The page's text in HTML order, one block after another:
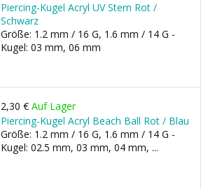
Piercing-Kugel Acryl UV Stern Rot /
Schwarz
Größe: 1.2 mm / 16 G, 1.6 mm / 14 G -
Kugel: 03 mm, 06 mm
2,30 € Auf Lager
Piercing-Kugel Acryl Beach Ball Rot / Blau
Größe: 1.2 mm / 16 G, 1.6 mm / 14 G -
Kugel: 02.5 mm, 03 mm, 04 mm, ...